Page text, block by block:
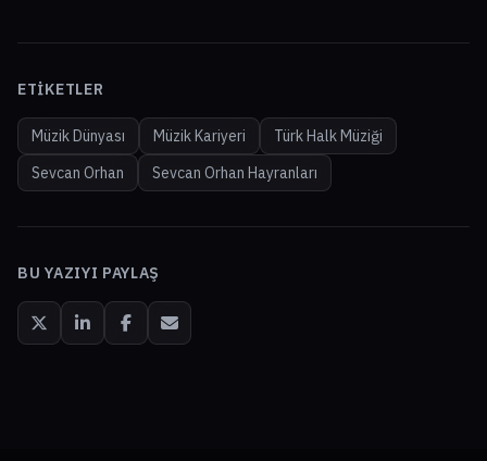
ETIKETLER
Müzik Dünyası Müzik Kariyeri
Türk Halk Müziği
Sevcan Orhan
Sevcan Orhan Hayranları
BU YAZIYI PAYLAŞ